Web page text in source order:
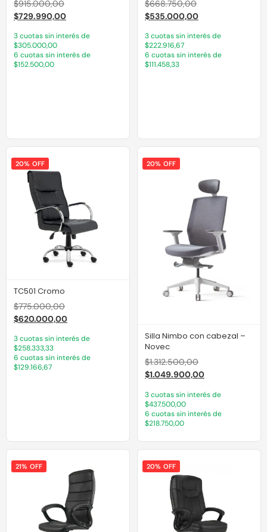
$915.000,00
$729.990,00
3 cuotas sin interés de
$305.000,00
6 cuotas sin interés de
$152.500,00
$668.750,00
$535.000,00
3 cuotas sin interés de
$222.916,67
6 cuotas sin interés de
$111.458,33
20% OFF
TC501 Cromo
$775.000,00
$620.000,00
3 cuotas sin interés de
$258.333,33
6 cuotas sin interés de
$129.166,67
20% OFF
Silla Nimbo con cabezal –
Novec
$1.312.500,00
$1.049.900,00
3 cuotas sin interés de
$437.500,00
6 cuotas sin interés de
$218.750,00
21% OFF 20% OFF